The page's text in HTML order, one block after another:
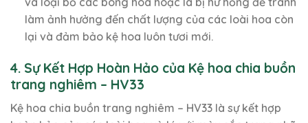
làm ảnh hưởng đến chất lượng của các loài hoa còn
lại và đảm bảo kệ hoa luôn tươi mới.
4. Sự Kết Hợp Hoàn Hảo của Kệ hoa chia buồn
trang nghiêm – HV33
Kệ hoa chia buồn trang nghiêm – HV33 là sự kết hợp